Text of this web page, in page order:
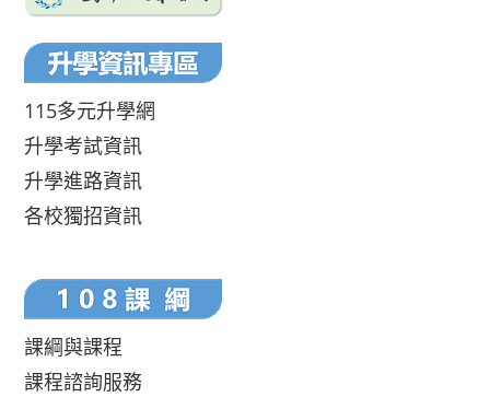
115多元升學網
升學考試資訊
升學進路資訊
各校獨招資訊
課綱與課程
課程諮詢服務